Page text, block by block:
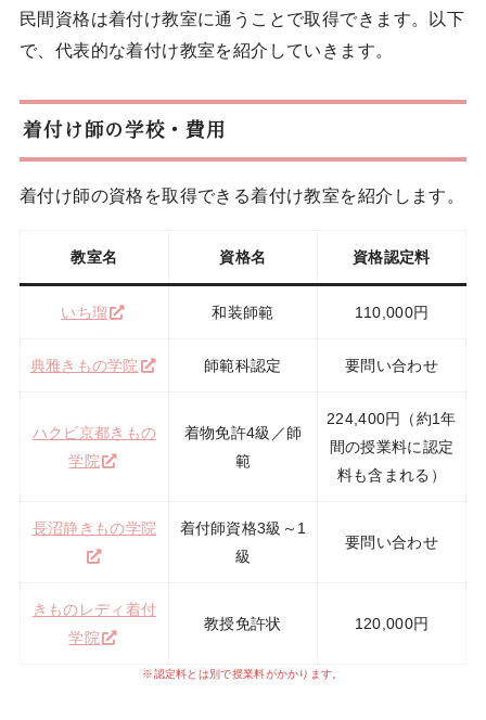
民間資格は着付け教室に通うことで取得できます。以下
で、代表的な着付け教室を紹介していきます。
着付け師の学校・費用
着付け師の資格を取得できる着付け教室を紹介します。
教室名 資格名 資格認定料
いち瑠 和装師範 110,000円
典雅きもの学院 師範科認定 要問い合わせ
ハクビ京都きもの
学院
着物免許4級／師
範
224,400円（約1年
間の授業料に認定
料も含まれる）
長沼静きもの学院
着付師資格3級～1
級
要問い合わせ
きものレディ着付
学院
教授免許状 120,000円
※認定料とは別で授業料がかかります。